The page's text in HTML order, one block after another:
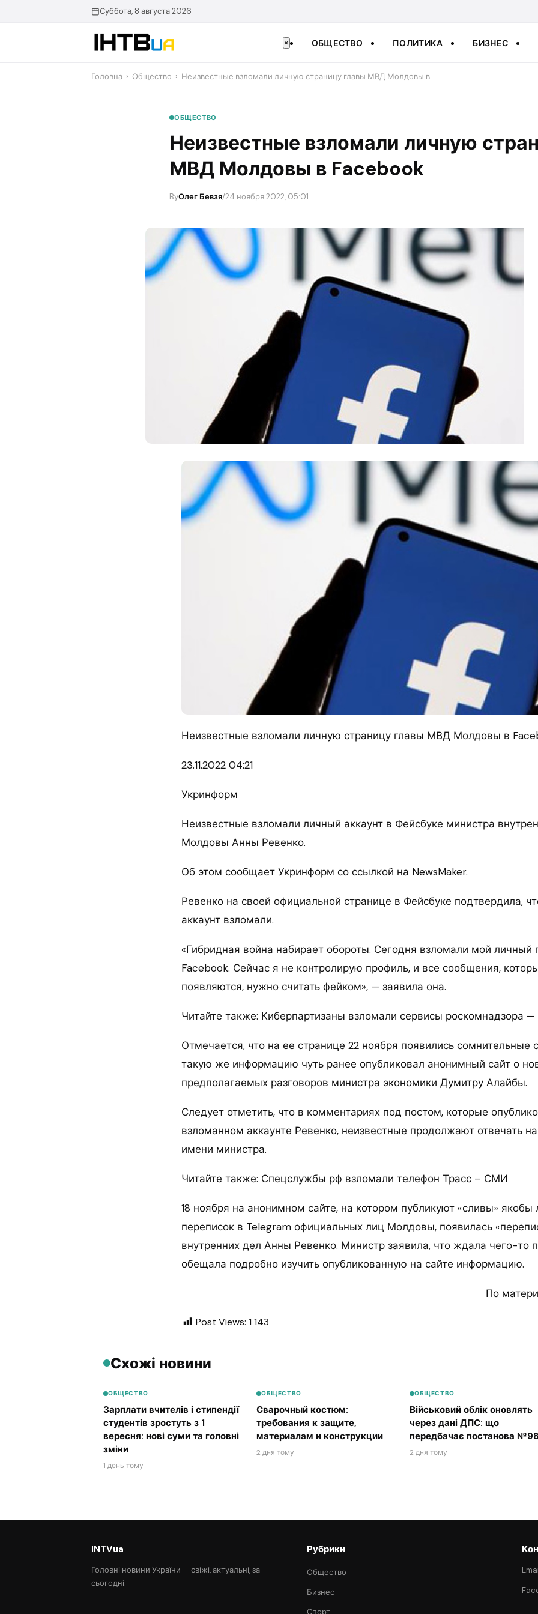
Суббота, 8 августа 2026
× ОБЩЕСТВО ПОЛИТИКА БИЗНЕС
Головна › Общество › Неизвестные взломали личную страницу главы МВД Молдовы в…
ОБЩЕСТВО
Неизвестные взломали личную
МВД Молдовы в Facebook
ByОлег Бевзя/24 ноября 2022, 05:01
Неизвестные взломали личную страницу главы МВД Молдовы в
23.11.2022 04:21
Укринформ
Неизвестные взломали личный аккаунт в Фейсбуке министра
Молдовы Анны Ревенко.
Об этом сообщает Укринформ со ссылкой на NewsMaker.
Ревенко на своей официальной странице в Фейсбуке подтвердила,
аккаунт взломали.
«Гибридная война набирает обороты. Сегодня взломали мой личный
Facebook. Сейчас я не контролирую профиль, и все сообщения,
появляются, нужно считать фейком», — заявила она.
Читайте также: Киберпартизаны взломали сервисы роскомнадзора
Отмечается, что на ее странице 22 ноября появились сомнительные
такую же информацию чуть ранее опубликовал анонимный сайт о
предполагаемых разговоров министра экономики Думитру Алайбы.
Следует отметить, что в комментариях под постом, которые
взломанном аккаунте Ревенко, неизвестные продолжают отвечать
имени министра.
Читайте также: Спецслужбы рф взломали телефон Трасс – СМИ
18 ноября на анонимном сайте, на котором публикуют «сливы» якобы
переписок в Telegram официальных лиц Молдовы, появилась
внутренних дел Анны Ревенко. Министр заявила, что ждала чего-то
обещала подробно изучить опубликованную на сайте информацию.
По
Post Views: 1 143
Схожі новини
ОБЩЕСТВО
Зарплати вчителів і стипендії
студентів зростуть з 1
вересня: нові суми та головні
зміни
1 день тому
ОБЩЕСТВО
Сварочный костюм:
требования к защите,
материалам и конструкции
2 дня тому
ОБЩЕСТВО
Військовий облік оновлять
через дані ДПС: що
передбачає постанова
2 дня тому
INTVua
Головні новини України — свіжі, актуальні, за
сьогодні.
Рубрики
Общество
Бизнес